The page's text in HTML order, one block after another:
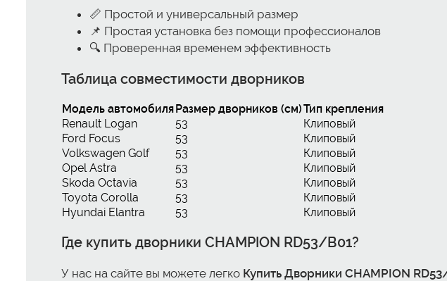
📏 Простой и универсальный размер
📌 Простая установка без помощи профессионалов
🔍 Проверенная временем эффективность
Таблица совместимости дворников
Модель автомобиляРазмер дворников (см)Тип крепления
Renault Logan
53
Клиповый
Ford Focus
53
Клиповый
Volkswagen Golf
53
Клиповый
Opel Astra
53
Клиповый
Skoda Octavia
53
Клиповый
Toyota Corolla
53
Клиповый
Hyundai Elantra
53 Клиповый
Где купить дворники CHAMPION RD53/B01?
У нас на сайте вы можете легко Купить Дворники CHAMPION